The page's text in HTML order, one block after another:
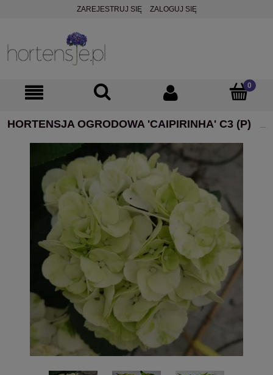
ZAREJESTRUJ SIĘ ZALOGUJ SIĘ
HORTENSJA OGRODOWA 'CAIPIRINHA' C3 (P)